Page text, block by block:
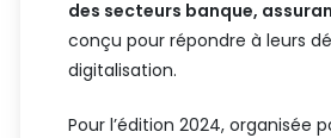
des secteurs banque,
conçu pour répondre à leurs
digitalisation.
Pour l’édition 2024, organisée